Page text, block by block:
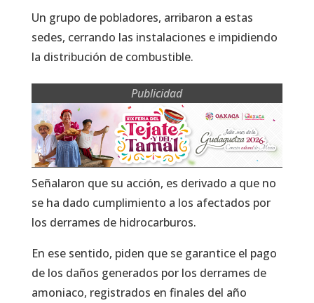
Un grupo de pobladores, arribaron a estas
sedes, cerrando las instalaciones e impidiendo
la distribución de combustible.
Publicidad
Señalaron que su acción, es derivado a que no
se ha dado cumplimiento a los afectados por
los derrames de hidrocarburos.
En ese sentido, piden que se garantice el pago
de los daños generados por los derrames de
amoniaco, registrados en finales del año